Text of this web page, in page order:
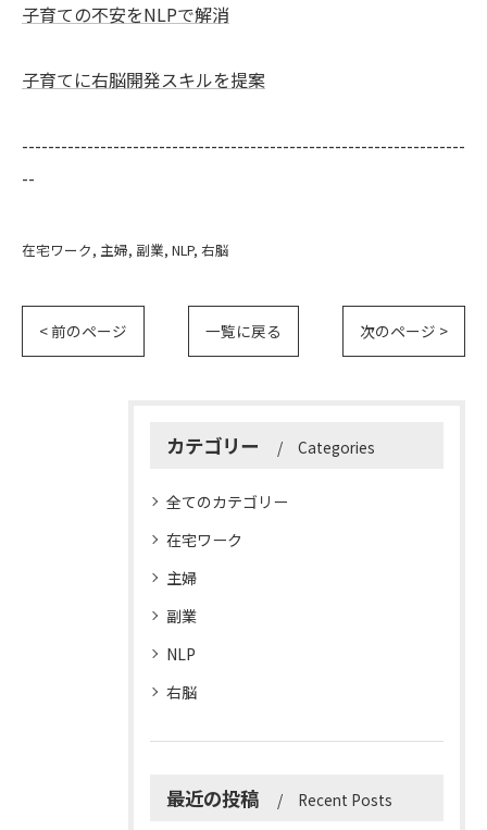
子育ての不安をNLPで解消
子育てに右脳開発スキルを提案
--------------------------------------------------------------------
--
在宅ワーク 主婦 副業 NLP 右脳
< 前のページ 一覧に戻る 次のページ >
カテゴリー Categories
全てのカテゴリー
在宅ワーク
主婦
副業
NLP
右脳
最近の投稿 Recent Posts